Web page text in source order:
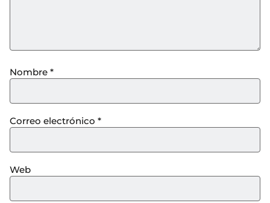
Nombre *
Correo electrónico *
Web